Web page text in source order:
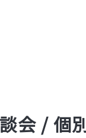
会 / 個